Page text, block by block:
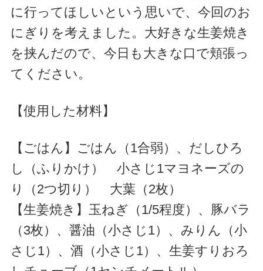
に行ってほしいという思いで、今回のお
にぎりを考えました。大好きな生姜焼き
を挟んだので、今日も大きな口で頬張っ
てください。
【使用した材料】
【ごはん】ごはん（1合弱）、だしひろ
し（ふりかけ） 小さじ1マヨネーズの
り（2つ切り） 大葉（2枚）
【生姜焼き】玉ねぎ（1/5程度）、豚バラ
（3枚）、醤油（小さじ1）、みりん（小
さじ1）、酒（小さじ1）、生姜すりおろ